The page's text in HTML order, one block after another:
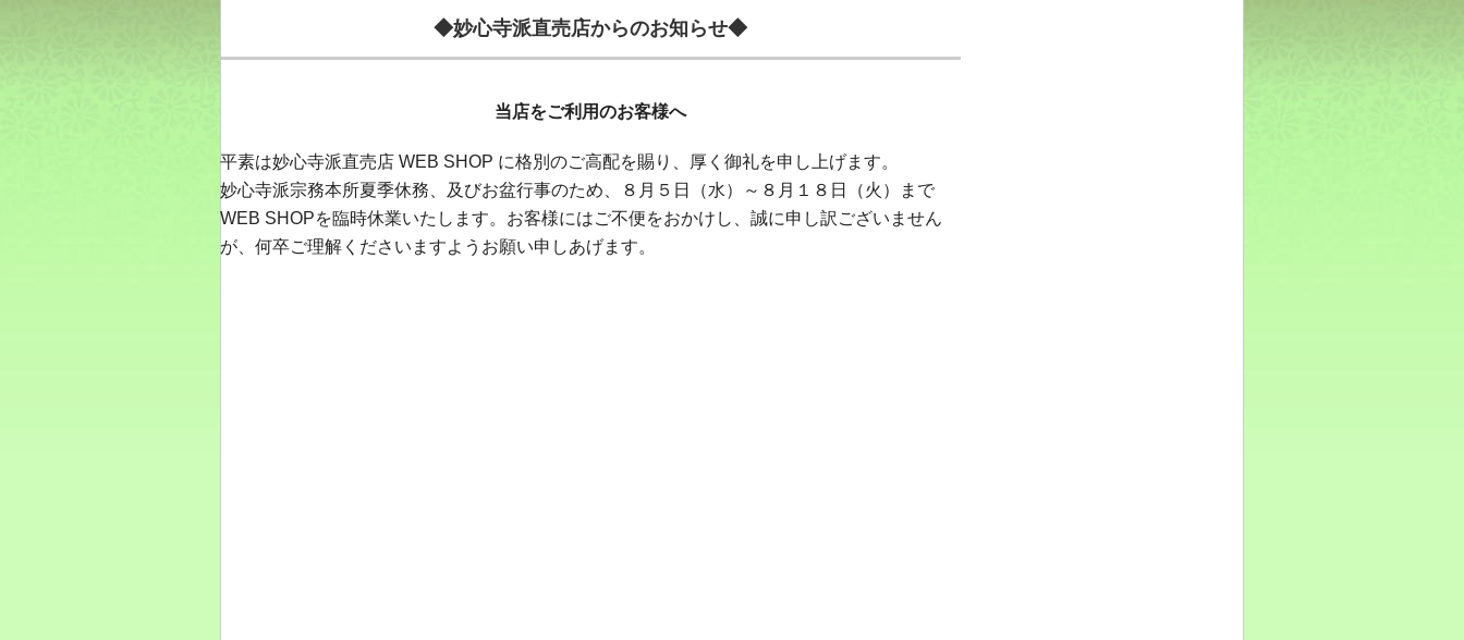
◆妙心寺派直売店からのお知らせ◆
当店をご利用のお客様へ
平素は妙心寺派直売店 WEB SHOP に格別のご高配を賜り、厚く御礼を申し上げます。
妙心寺派宗務本所夏季休務、及びお盆行事のため、８月５日（水）～８月１８日（火）まで
WEB SHOPを臨時休業いたします。お客様にはご不便をおかけし、誠に申し訳ございません
が、何卒ご理解くださいますようお願い申しあげます。